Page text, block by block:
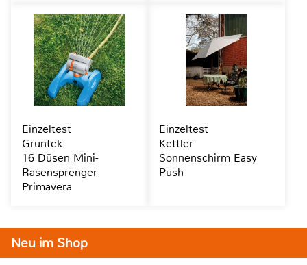
Neu im Shop
Einzeltest
Grüntek
16 Düsen Mini-
Rasensprenger
Primavera
Einzeltest
Kettler
Sonnenschirm Easy
Push